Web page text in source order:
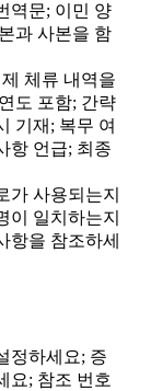
역문; 이민 양
과 사본을 함
체류 내역을
도 포함; 간략
기재; 복무 여
항 언급; 최종
가 사용되는지
이 일치하는지
항을 참조하세
정하세요; 증
요; 참조 번호